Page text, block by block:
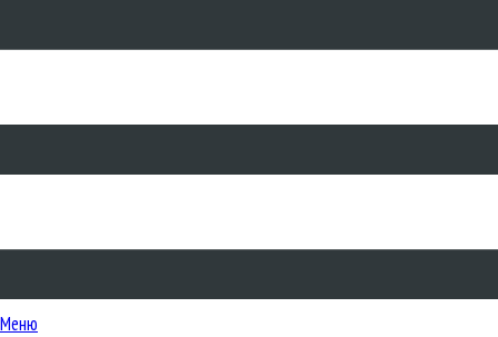
Меню